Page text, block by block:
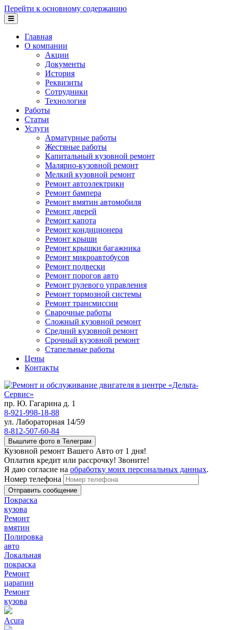
Перейти к основному содержанию
Главная
О компании
Акции
Документы
История
Реквизиты
Сотрудники
Технология
Работы
Статьи
Услуги
Арматурные работы
Жестяные работы
Капитальный кузовной ремонт
Малярно-кузовной ремонт
Мелкий кузовной ремонт
Ремонт автоэлектрики
Ремонт бампера
Ремонт вмятин автомобиля
Ремонт дверей
Ремонт капота
Ремонт кондиционера
Ремонт крыши
Ремонт крышки багажника
Ремонт микроавтобусов
Ремонт подвески
Ремонт порогов авто
Ремонт рулевого управления
Ремонт тормозной системы
Ремонт трансмиссии
Сварочные работы
Сложный кузовной ремонт
Средний кузовной ремонт
Срочный кузовной ремонт
Стапельные работы
Цены
Контакты
пр. Ю. Гагарина д. 1
8-921-998-18-88
ул. Лабораторная 14/59
8-812-507-60-84
Вышлите фото в Телеграм
Кузовной ремонт Вашего Авто от 1 дня!
Оплатив кредит или рассрочку! Звоните!
Я даю согласие на обработку моих персональных данных.
Номер телефона
Покраска
кузова
Ремонт
вмятин
Полировка
авто
Локальная
покраска
Ремонт
царапин
Ремонт
кузова
Acura